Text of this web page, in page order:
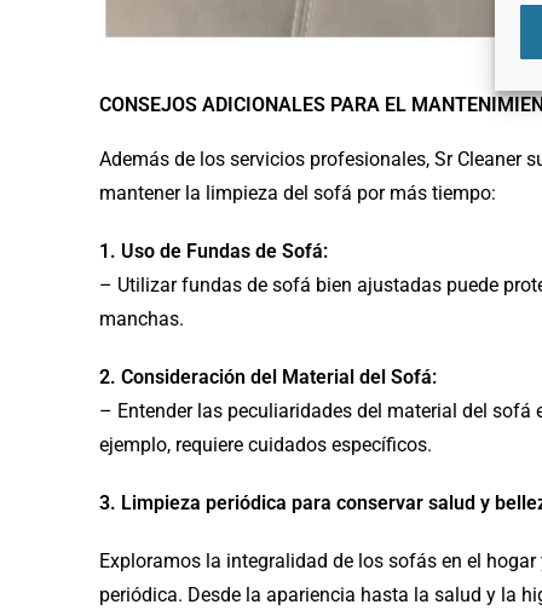
CONSEJOS ADICIONALES PARA EL
Además de los servicios profesionales, Sr Cleaner
mantener la limpieza del sofá por más tiempo:
1. Uso de Fundas de Sofá:
– Utilizar fundas de sofá bien ajustadas puede
manchas.
2. Consideración del Material del Sofá:
– Entender las peculiaridades del material del sofá
ejemplo, requiere cuidados específicos.
3. Limpieza periódica para conservar salud y
Exploramos la integralidad de los sofás en el
periódica. Desde la apariencia hasta la salud y la